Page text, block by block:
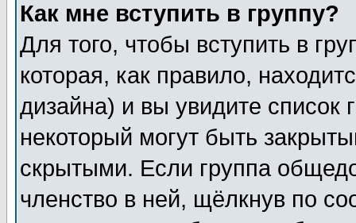
Как мне вступить в группу?
Для того, чтобы вступить в
которая, как правило,
дизайна) и вы увидите список
некоторый могут быть
скрытыми. Если группа
членство в ней, щёлкнув по